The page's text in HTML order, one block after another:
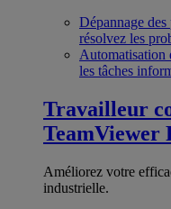
Dépannage
résolvez les
Automatisation
les tâches
Travailleur
TeamViewer
Améliorez votre
industrielle.